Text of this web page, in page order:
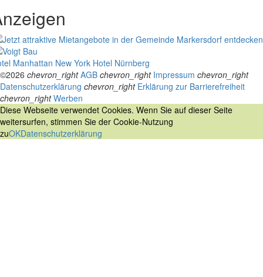
Manhattan New York Hotel Nürnberg
©2026 chevron_right AGB chevron_right Impressum chevron_right
Datenschutzerklärung chevron_right Erklärung zur Barrierefreiheit
chevron_right Werben
Diese Webseite verwendet Cookies. Wenn Sie auf dieser Seite
weitersurfen, stimmen Sie der Cookie-Nutzung
zuOKDatenschutzerklärung